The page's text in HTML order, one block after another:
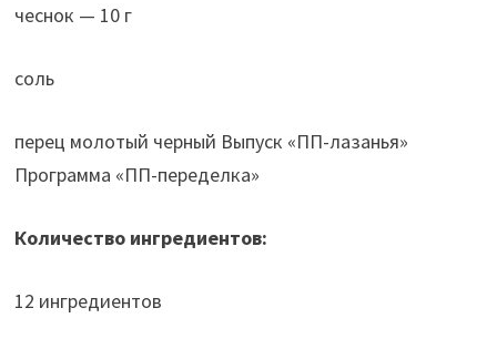
чеснок — 10 г
соль
перец молотый черный Выпуск «ПП-лазанья»
Программа «ПП-переделка»
Количество ингредиентов:
12 ингредиентов